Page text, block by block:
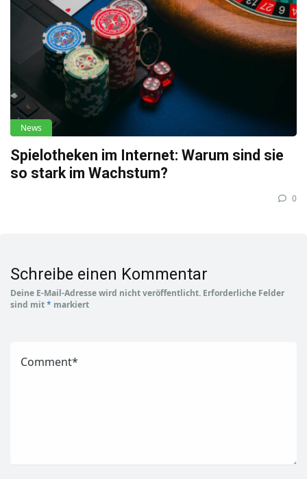
News
Spielotheken im Internet: Warum sind sie
so stark im Wachstum?
0
Schreibe einen Kommentar
Deine E-Mail-Adresse wird nicht veröffentlicht. Erforderliche Felder
sind mit* markiert